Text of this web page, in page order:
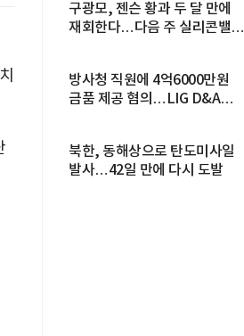
구광모, 젠슨 황과 두 달 만에
재회한다…다음 주 실리콘밸리
방사청 직원에 4억6000만원
금품 제공 혐의…LIG D&A
북한, 동해상으로 탄도미사일
발사…42일 만에 다시 도발